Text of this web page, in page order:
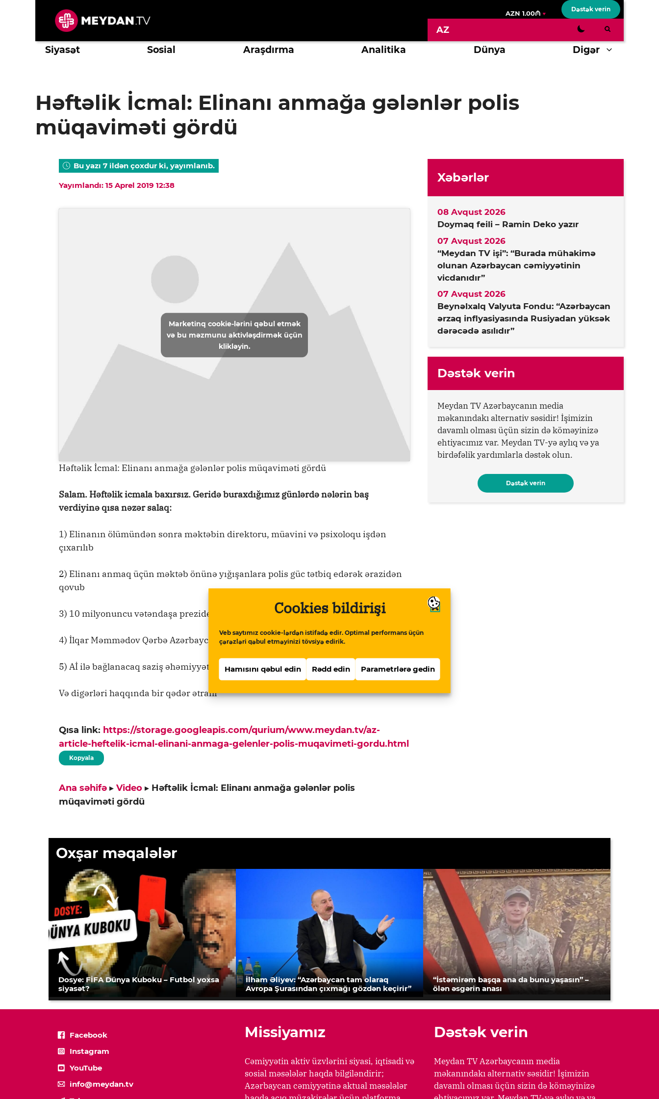
Cookies bildirişi
Veb saytımız cookie-lərdən istifadə edir. Optimal performans üçün
çərəzləri qəbul etməyinizi tövsiyə edirik.
Hamısını qəbul edin Rədd edin Parametrlərə gedin
AZN 1.00₼
Dəstək verin
AZ
Siyasət Sosial Araşdırma Analitika Dünya Digər
Həftəlik İcmal: Elinanı anmağa gələnlər polis
müqaviməti gördü
Bu yazı 7 ildən çoxdur ki, yayımlanıb.
Yayımlandı: 15 Aprel 2019 12:38
Marketinq cookie-lərini qəbul etmək
və bu məzmunu aktivləşdirmək üçün
klikləyin.
Həftəlik İcmal: Elinanı anmağa gələnlər polis müqaviməti gördü
Salam. Həftəlik icmala baxırsız. Geridə buraxdığımız günlərdə nələrin baş
verdiyinə qısa nəzər salaq:
1) Elinanın ölümündən sonra məktəbin direktoru, müavini və psixoloqu işdən
çıxarılıb
2) Elinanı anmaq üçün məktəb önünə yığışanlara polis güc tətbiq edərək ərazidən
qovub
3) 10 milyonuncu vətəndaşa prezident ev hədiyyə etdi
4) İlqar Məmmədov Qərbə Azərbaycanda heçbir islahatın keçirilmədiyini dedi
5) Aİ ilə bağlanacaq saziş əhəmiyyətlidirmi? Müxtəlif fikirli şərhçilər danışacaq
Və digərləri haqqında bir qədər ətraflı
Qısa link: https://storage.googleapis.com/qurium/www.meydan.tv/az-
article-heftelik-icmal-elinani-anmaga-gelenler-polis-muqavimeti-gordu.html
Kopyala
Ana səhifə ▸ Video ▸ Həftəlik İcmal: Elinanı anmağa gələnlər polis
müqaviməti gördü
Xəbərlər
Doymaq feili – Ramin Deko yazır
08 Avqust 2026
“Meydan TV işi”: “Burada mühakimə
olunan Azərbaycan cəmiyyətinin
vicdanıdır”
07 Avqust 2026
Beynəlxalq Valyuta Fondu: “Azərbaycan
ərzaq inflyasiyasında Rusiyadan yüksək
dərəcədə asılıdır”
07 Avqust 2026
Dəstək verin
Meydan TV Azərbaycanın media
məkanındakı alternativ səsidir! İşimizin
davamlı olması üçün sizin də köməyinizə
ehtiyacımız var. Meydan TV-yə aylıq və ya
birdəfəlik yardımlarla dəstək olun.
Dəstək verin
Oxşar məqalələr
Dosye: FİFA Dünya Kuboku – Futbol yoxsa
siyasət?
İlham Əliyev: “Azərbaycan tam olaraq
Avropa Şurasından çıxmağı gözdən keçirir”
“İstəmirəm başqa ana da bunu yaşasın” –
ölən əsgərin anası
Facebook
Instagram
YouTube
info@meydan.tv
Missiyamız
Cəmiyyətin aktiv üzvlərini siyasi, iqtisadi və
sosial məsələlər haqda bilgiləndirir;
Azərbaycan cəmiyyətinə aktual məsələlər
Dəstək verin
Meydan TV Azərbaycanın media
məkanındakı alternativ səsidir! İşimizin
davamlı olması üçün sizin də köməyinizə